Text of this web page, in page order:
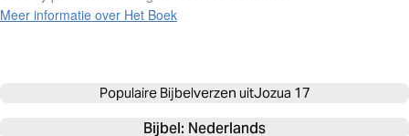
Meer informatie over Het Boek
Populaire Bijbelverzen uitJozua 17
Bijbel: Nederlands